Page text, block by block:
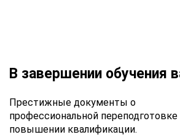
В завершении обучения
Престижные документы о
профессиональной переподготовке
повышении квалификации.